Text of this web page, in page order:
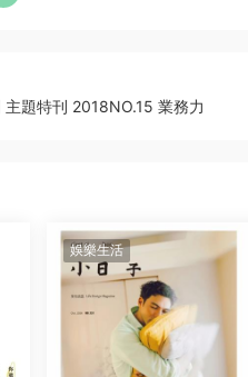
題特刊 2018NO.15 業務力
娛樂生活